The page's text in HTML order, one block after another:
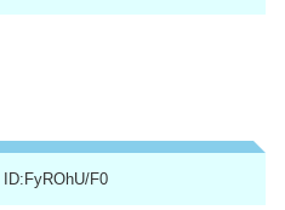
ID:FyROhU/F0